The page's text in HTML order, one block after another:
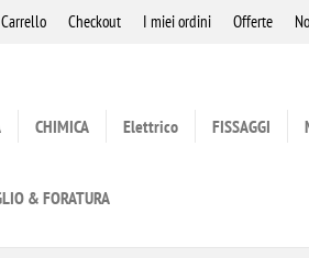
Carrello Checkout I miei ordini Offerte
CHIMICA Elettrico FISSAGGI
& FORATURA